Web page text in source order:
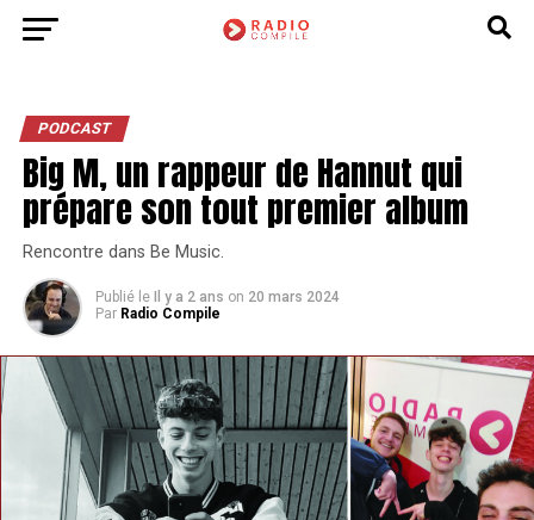
PODCAST
Big M, un rappeur de Hannut qui
prépare son tout premier album
Rencontre dans Be Music.
Publié le Il y a 2 ans on 20 mars 2024
Par Radio Compile